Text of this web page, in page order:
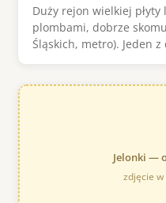
Duży rejon wielkiej płyty
plombami, dobrze
Śląskich, metro). Jeden
Jelonki —
zdjęcie